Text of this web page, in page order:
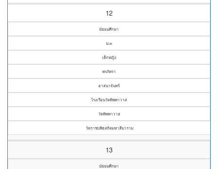
12
มัธยมศึกษา
ม.๓
เด็กหญิง
พรภัทรา
อาสนาจันทร์
โรงเรียนวัดทิพพาวาส
วัดทิพพาวาส
วัดราชบพิธสถิตมหาสีมาราม
13
มัธยมศึกษา